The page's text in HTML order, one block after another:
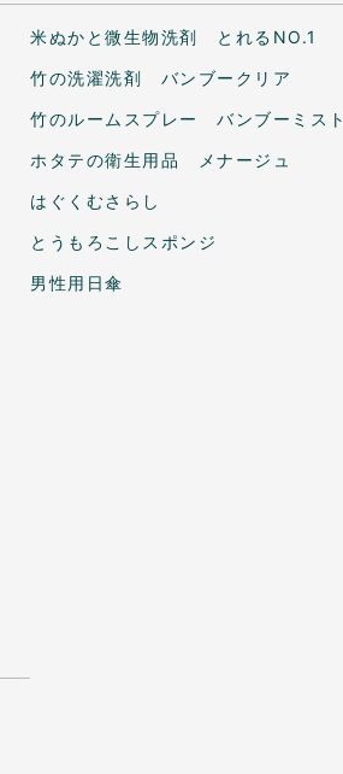
米ぬかと微生物洗剤 とれるNO.1
竹の洗濯洗剤 バンブークリア
竹のルームスプレー バンブーミスト
ホタテの衛生用品 メナージュ
はぐくむさらし
とうもろこしスポンジ
男性用日傘